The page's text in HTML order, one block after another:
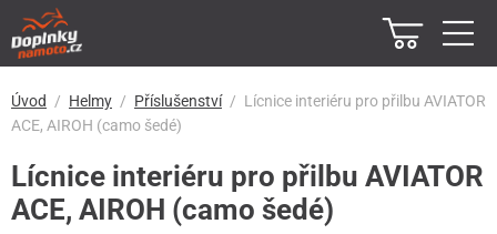
Úvod Helmy Příslušenství
Lícnice interiéru pro přilbu AVIATOR
ACE, AIROH (camo šedé)
Lícnice interiéru pro přilbu AVIATOR
ACE, AIROH (camo šedé)